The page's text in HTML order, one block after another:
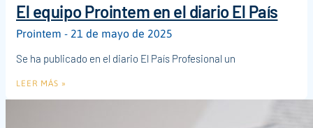
El equipo Prointem en el diario El País
Prointem
21 de mayo de 2025
Se ha publicado en el diario El País Profesional un
LEER MÁS »